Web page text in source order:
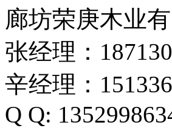
廊坊荣庚木业
张经理：
辛经理：
Q Q: